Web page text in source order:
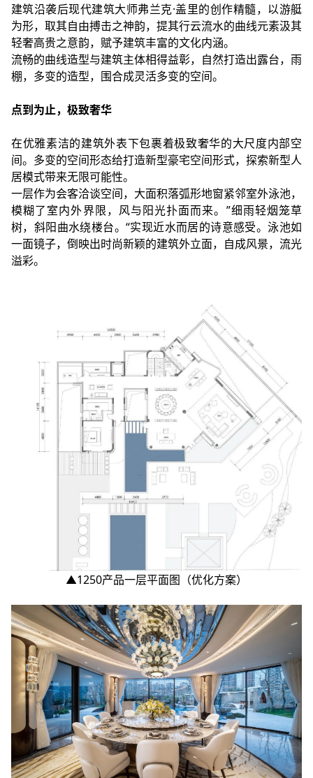
建筑沿袭后现代建筑大师弗兰克·盖里的创作精髓，以游艇
为形，取其自由搏击之神韵，提其行云流水的曲线元素汲其
轻奢高贵之意韵，赋予建筑丰富的文化内涵。
流畅的曲线造型与建筑主体相得益彰，自然打造出露台，雨
棚，多变的造型，围合成灵活多变的空间。
点到为止，极致奢华
在优雅素洁的建筑外表下包裹着极致奢华的大尺度内部空
间。多变的空间形态给打造新型豪宅空间形式，探索新型人
居模式带来无限可能性。
一层作为会客洽谈空间，大面积落弧形地窗紧邻室外泳池，
模糊了室内外界限，风与阳光扑面而来。”细雨轻烟笼草
树，斜阳曲水绕楼台。“实现近水而居的诗意感受。泳池如
一面镜子，倒映出时尚新颖的建筑外立面，自成风景，流光
溢彩。
▲1250产品一层平面图（优化方案）